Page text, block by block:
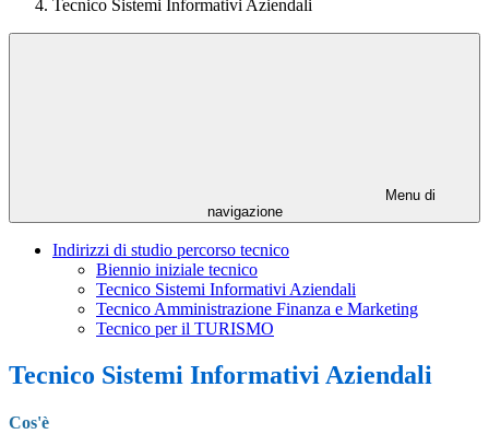
Tecnico Sistemi Informativi Aziendali
Menu di
navigazione
Indirizzi di studio percorso tecnico
Biennio iniziale tecnico
Tecnico Sistemi Informativi Aziendali
Tecnico Amministrazione Finanza e Marketing
Tecnico per il TURISMO
Tecnico Sistemi Informativi Aziendali
Cos'è